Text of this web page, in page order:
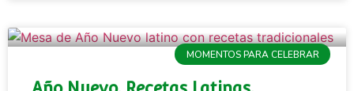
MOMENTOS PARA CELEBRAR